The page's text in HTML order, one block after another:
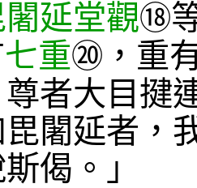
闍延堂觀⑱
七重⑳ ，重
者大目揵
闍延者，
偈。」